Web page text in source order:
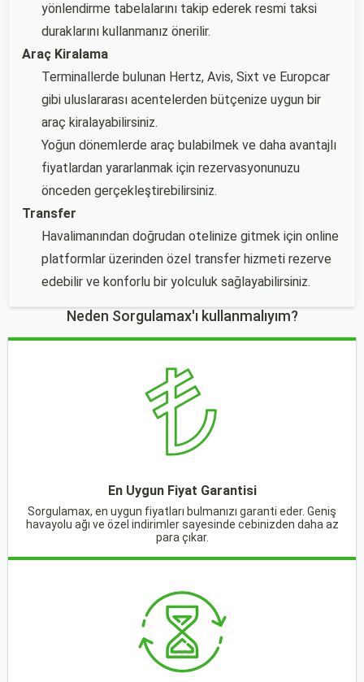
yönlendirme tabelalarını takip ederek resmi taksi
duraklarını kullanmanız önerilir.
Araç Kiralama
Terminallerde bulunan Hertz, Avis, Sixt ve Europcar
gibi uluslararası acentelerden bütçenize uygun bir
araç kiralayabilirsiniz.
Yoğun dönemlerde araç bulabilmek ve daha avantajlı
fiyatlardan yararlanmak için rezervasyonunuzu
önceden gerçekleştirebilirsiniz.
Transfer
Havalimanından doğrudan otelinize gitmek için online
platformlar üzerinden özel transfer hizmeti rezerve
edebilir ve konforlu bir yolculuk sağlayabilirsiniz.
Neden Sorgulamax'ı kullanmalıyım?
En Uygun Fiyat Garantisi
Sorgulamax, en uygun fiyatları bulmanızı garanti eder. Geniş
havayolu ağı ve özel indirimler sayesinde cebinizden daha az
para çıkar.